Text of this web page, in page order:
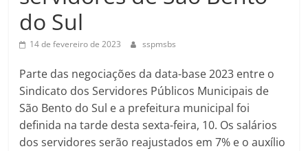
do Sul
14 de fevereiro de 2023 sspmsbs
Parte das negociações da data-base 2023 entre o
Sindicato dos Servidores Públicos Municipais de
São Bento do Sul e a prefeitura municipal foi
definida na tarde desta sexta-feira, 10. Os salários
dos servidores serão reajustados em 7% e o auxílio